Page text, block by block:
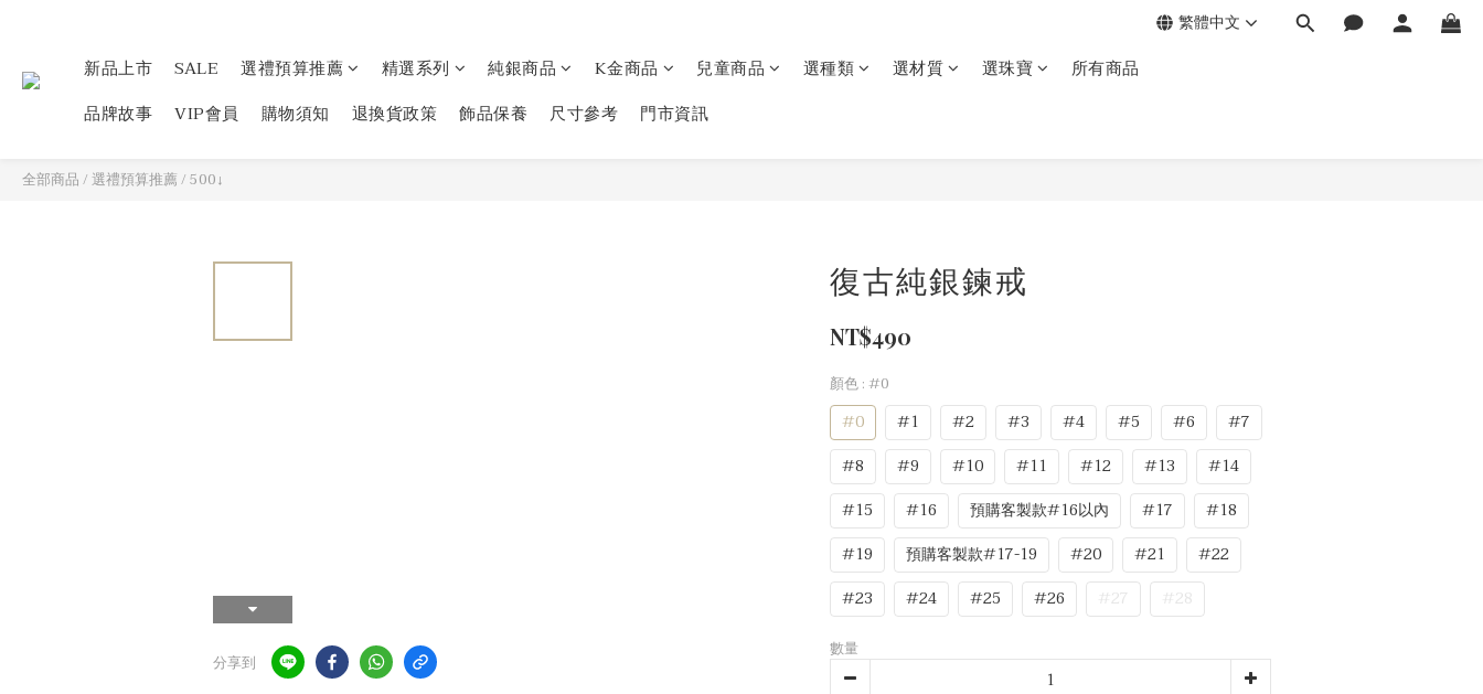
繁體中文
新品上市 SALE 選禮預算推薦 精選系列 純銀商品 K金商品 兒童商品 選種類 選材質 選珠寶
所有商品
品牌故事
VIP會員 購物須知 退換貨政策 飾品保養 尺寸參考 門市資訊
全部商品/選禮預算推薦/500↓
分享到
復古純銀鍊戒
NT$490
顏色: #0
#0 #1 #2 #3 #4 #5 #6
#7
#8
#9 #10 #11 #12 #13
#14
#15
#16 預購客製款#16以內 #17
#18
#19
預購客製款#17-19 #20 #21
#22
#23
#24 #25 #26 #27 #28
數量